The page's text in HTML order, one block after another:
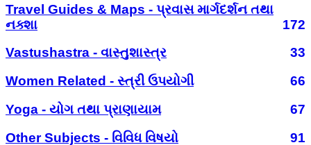
Travel Guides & Maps - પ્રવાસ માર્ગદર્શન તથા
નક્શા
172
Vastushastra - વાસ્તુશાસ્ત્ર
33
Women Related - સ્ત્રી ઉપયોગી
66
Yoga - યોગ તથા પ્રાણાયામ
67
Other Subjects - વિવિધ વિષયો
91